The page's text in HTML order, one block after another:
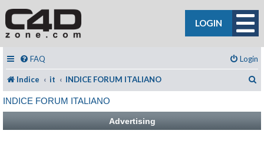
LOGIN
FAQ Login
Indice it INDICE FORUM ITALIANO
INDICE FORUM ITALIANO
Advertising